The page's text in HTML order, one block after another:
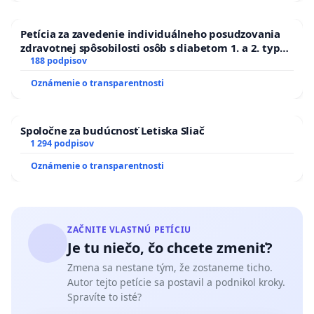
v dôvodovej správe sme presvedčení, že zákon
povedie okrem straty pracovných miest,
aj k postupnej deindustrializácií Slovenska.
konkurenciou zo slobodného sveta, ktorý bude
naďalej postavený na tradičných palivách, povedie
v konečnom dôsledku k výrobe drahých
klimatický skanzen nikto nekúpi. Niektoré firmy
nakoniec zareagujú tým, že presunú výrobu do
slobodného sveta. A ak nebudú môcť predávať
v Európe, budú vyrábať pre slobodný svet.
Petícia za zavedenie individuálneho posudzovania
zdravotnej spôsobilosti osôb s diabetom 1. a 2. typu
pri prijímaní do Policajného zboru SR
188 podpisov
Oznámenie o transparentnosti
Spoločne za budúcnosť Letiska Sliač
1 294 podpisov
Oznámenie o transparentnosti
ZAČNITE VLASTNÚ PETÍCIU
Je tu niečo, čo chcete zmeniť?
Zmena sa nestane tým, že zostaneme ticho.
Autor tejto petície sa postavil a podnikol kroky.
Spravíte to isté?